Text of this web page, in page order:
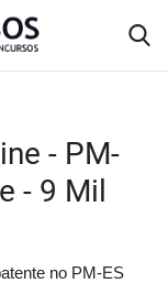
- PM-
- 9 Mil
no PM-ES